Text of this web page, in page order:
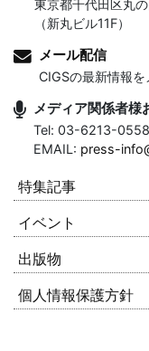
東京都千代田区丸
（新丸ビル11F）
メール配信
CIGSの最新情報を
メディア関係者様
Tel: 03-6213-0558
EMAIL: press-
特集記事
イベント
出版物
個人情報保護方針